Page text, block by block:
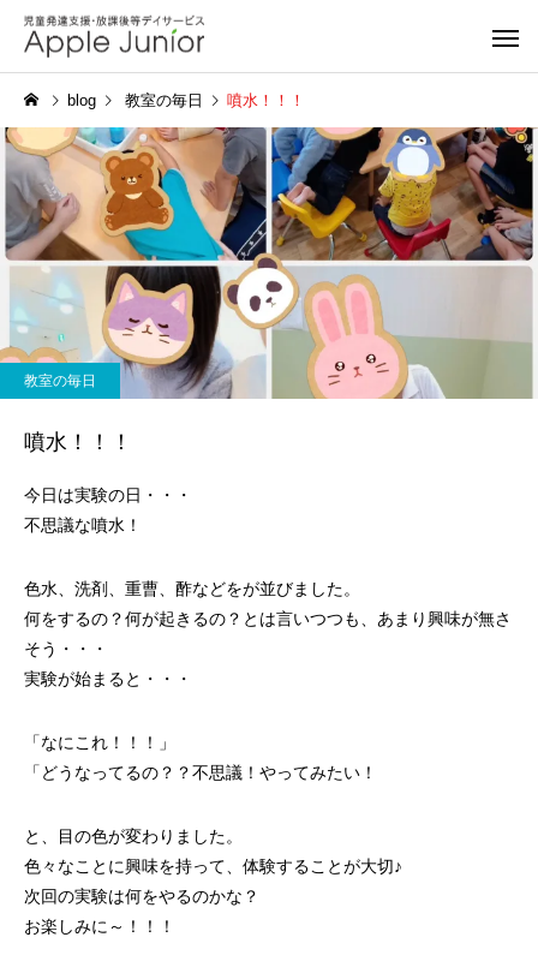
blog 教室の毎日 噴水！！！
教室の毎日
噴水！！！
今日は実験の日・・・
不思議な噴水！
色水、洗剤、重曹、酢などをが並びました。
何をするの？何が起きるの？とは言いつつも、あまり興味が無さ
そう・・・
実験が始まると・・・
「なにこれ！！！」
「どうなってるの？？不思議！やってみたい！
と、目の色が変わりました。
色々なことに興味を持って、体験することが大切♪
次回の実験は何をやるのかな？
お楽しみに～！！！